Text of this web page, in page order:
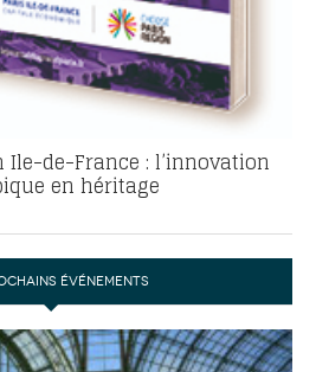
de-France : l’innovation
en héritage
ÉVÉNEMENTS